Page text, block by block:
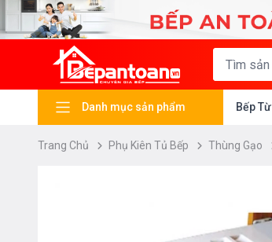
Danh mục sản phẩm Bếp Từ
Trang Chủ Phụ Kiên Tủ Bếp Thùng Gạo